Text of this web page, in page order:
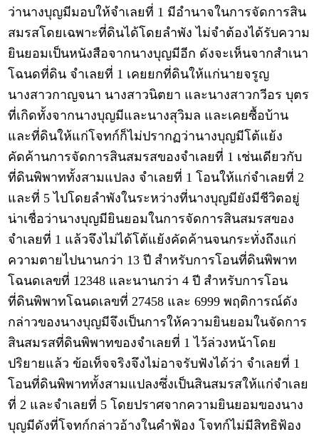
ว่านางบุญมีมอบให้จำเลยที่ 1 มีอำนาจในการจัดการสิน
สมรสโดยเฉพาะที่ดินได้โดยลำพัง ไม่จำต้องได้รับความ
ยินยอมเป็นหนังสือจากนางบุญมีอีก ดังจะเห็นจากสำเนา
โฉนดที่ดิน จำเลยที่ 1 เคยยกที่ดินให้แก่นายจรูญ
นางสาวกาญจนา นางสาวนิตยา และนางสาวกวีอร บุตร
ที่เกิดทั้งจากนางบุญมีและนางสุวิมล และเคยซื้อบ้าน
และที่ดินให้แก่โจทก์ก็ไม่ปรากฏว่านางบุญมีโต้แย้ง
คัดค้านการจัดการสินสมรสของจำเลยที่ 1 เช่นเดียวกับ
ที่ดินพิพาททั้งสามแปลง จำเลยที่ 1 โอนให้แก่จำเลยที่ 2
และที่ 5 ไปโดยลำพังในระหว่างที่นางบุญมียังมีชีวิตอยู่
น่าเชื่อว่านางบุญมียินยอมในการจัดการสินสมรสของ
จำเลยที่ 1 แล้วจึงไม่ได้โต้แย้งคัดค้านจนกระทั่งถึงแก่
ความตายไปนานกว่า 13 ปี สำหรับการโอนที่ดินพิพาท
โฉนดเลขที่ 12348 และนานกว่า 4 ปี สำหรับการโอน
ที่ดินพิพาทโฉนดเลขที่ 27458 และ 6999 พฤติการณ์ดัง
กล่าวของนางบุญมีจึงเป็นการให้ความยินยอมในจัดการ
สินสมรสที่ดินพิพาทของจำเลยที่ 1 ไว้ล่วงหน้าโดย
ปริยายแล้ว ข้อเท็จจริงจึงไม่อาจรับฟังได้ว่า จำเลยที่ 1
โอนที่ดินพิพาททั้งสามแปลงซึ่งเป็นสินสมรสให้แก่จำเลย
ที่ 2 และจำเลยที่ 5 โดยปราศจากความยินยอมของนาง
บุญมีดังที่โจทก์กล่าวอ้างในคำฟ้อง โจทก์ไม่มีสิทธิฟ้อง